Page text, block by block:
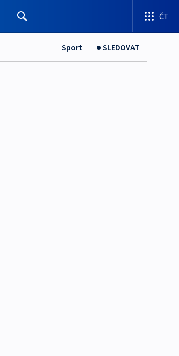
ČT
Sport SLEDOVAT